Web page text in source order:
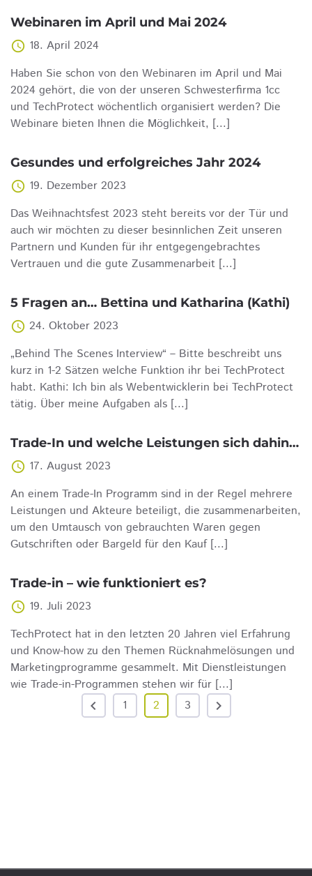
Webinaren im April und Mai 2024
access_time 18. April 2024
Haben Sie schon von den Webinaren im April und Mai
2024 gehört, die von der unseren Schwesterfirma 1cc
und TechProtect wöchentlich organisiert werden? Die
Webinare bieten Ihnen die Möglichkeit, [...]
Gesundes und erfolgreiches Jahr 2024
access_time 19. Dezember 2023
Das Weihnachtsfest 2023 steht bereits vor der Tür und
auch wir möchten zu dieser besinnlichen Zeit unseren
Partnern und Kunden für ihr entgegengebrachtes
Vertrauen und die gute Zusammenarbeit [...]
5 Fragen an… Bettina und Katharina (Kathi)
access_time 24. Oktober 2023
„Behind The Scenes Interview“ – Bitte beschreibt uns
kurz in 1-2 Sätzen welche Funktion ihr bei TechProtect
habt. Kathi: Ich bin als Webentwicklerin bei TechProtect
tätig. Über meine Aufgaben als [...]
Trade-In und welche Leistungen sich dahinter verbergen
access_time 17. August 2023
An einem Trade-In Programm sind in der Regel mehrere
Leistungen und Akteure beteiligt, die zusammenarbeiten,
um den Umtausch von gebrauchten Waren gegen
Gutschriften oder Bargeld für den Kauf [...]
Trade-in – wie funktioniert es?
access_time 19. Juli 2023
TechProtect hat in den letzten 20 Jahren viel Erfahrung
und Know-how zu den Themen Rücknahmelösungen und
Marketingprogramme gesammelt. Mit Dienstleistungen
wie Trade-in-Programmen stehen wir für [...]
chevron_left 1 2 3 chevron_right